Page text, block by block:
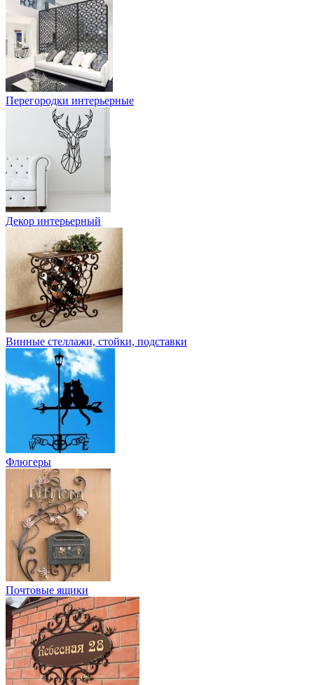
Перегородки интерьерные
Декор интерьерный
Винные стеллажи, стойки, подставки
Флюгеры
Почтовые ящики